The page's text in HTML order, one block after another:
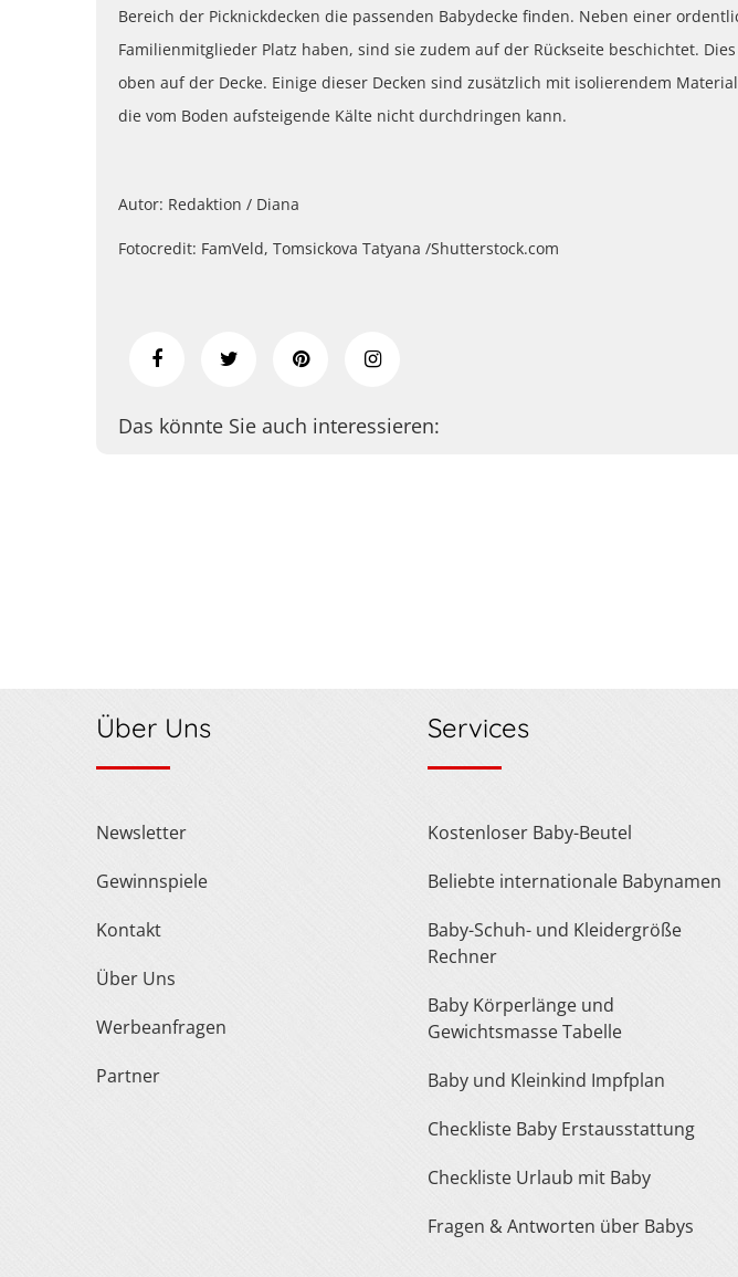
Bereich der Picknickdecken die passenden Babydecke finden. Neben einer
Familienmitglieder Platz haben, sind sie zudem auf der Rückseite beschichtet.
oben auf der Decke. Einige dieser Decken sind zusätzlich mit isolierendem
die vom Boden aufsteigende Kälte nicht durchdringen kann.
Autor: Redaktion / Diana
Fotocredit: FamVeld, Tomsickova Tatyana /Shutterstock.com
Das könnte Sie auch interessieren:
Über Uns
Newsletter
Gewinnspiele
Kontakt
Über Uns
Werbeanfragen
Partner
Services
Kostenloser Baby-Beutel
Beliebte internationale Babynamen
Baby-Schuh- und Kleidergröße
Rechner
Baby Körperlänge und
Gewichtsmasse Tabelle
Baby und Kleinkind Impfplan
Checkliste Baby Erstausstattung
Checkliste Urlaub mit Baby
Fragen & Antworten über Babys